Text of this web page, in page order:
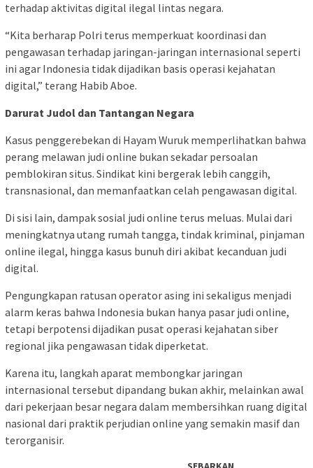
terhadap aktivitas digital ilegal lintas negara.
“Kita berharap Polri terus memperkuat koordinasi dan
pengawasan terhadap jaringan-jaringan internasional seperti
ini agar Indonesia tidak dijadikan basis operasi kejahatan
digital,” terang Habib Aboe.
Darurat Judol dan Tantangan Negara
Kasus penggerebekan di Hayam Wuruk memperlihatkan bahwa
perang melawan judi online bukan sekadar persoalan
pemblokiran situs. Sindikat kini bergerak lebih canggih,
transnasional, dan memanfaatkan celah pengawasan digital.
Di sisi lain, dampak sosial judi online terus meluas. Mulai dari
meningkatnya utang rumah tangga, tindak kriminal, pinjaman
online ilegal, hingga kasus bunuh diri akibat kecanduan judi
digital.
Pengungkapan ratusan operator asing ini sekaligus menjadi
alarm keras bahwa Indonesia bukan hanya pasar judi online,
tetapi berpotensi dijadikan pusat operasi kejahatan siber
regional jika pengawasan tidak diperketat.
Karena itu, langkah aparat membongkar jaringan
internasional tersebut dipandang bukan akhir, melainkan awal
dari pekerjaan besar negara dalam membersihkan ruang digital
nasional dari praktik perjudian online yang semakin masif dan
terorganisir.